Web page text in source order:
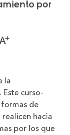
por
Disminuir
letra
la
curso-
de
hacia
por los que